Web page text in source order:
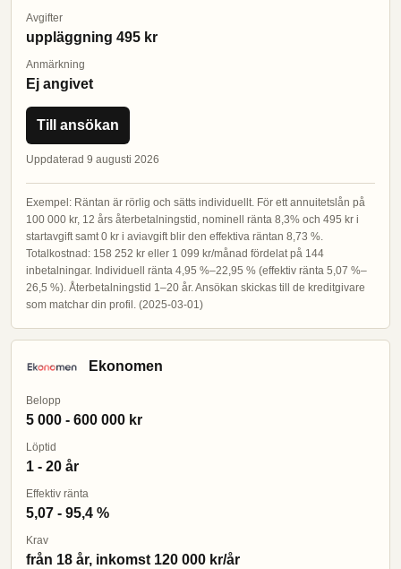
Avgifter
uppläggning 495 kr
Anmärkning
Ej angivet
Till ansökan
Uppdaterad 9 augusti 2026
Exempel: Räntan är rörlig och sätts individuellt. För ett annuitetslån på
100 000 kr, 12 års återbetalningstid, nominell ränta 8,3% och 495 kr i
startavgift samt 0 kr i aviavgift blir den effektiva räntan 8,73 %.
Totalkostnad: 158 252 kr eller 1 099 kr/månad fördelat på 144
inbetalningar. Individuell ränta 4,95 %–22,95 % (effektiv ränta 5,07 %–
26,5 %). Återbetalningstid 1–20 år. Ansökan skickas till de kreditgivare
som matchar din profil. (2025-03-01)
Ekonomen
Belopp
5 000 - 600 000 kr
Löptid
1 - 20 år
Effektiv ränta
5,07 - 95,4 %
Krav
från 18 år, inkomst 120 000 kr/år